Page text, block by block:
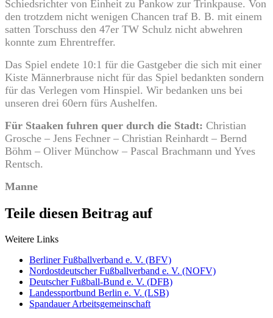
Schiedsrichter von Einheit zu Pankow zur Trinkpause. Von
den trotzdem nicht wenigen Chancen traf B. B. mit einem
satten Torschuss den 47er TW Schulz nicht abwehren
konnte zum Ehrentreffer.
Das Spiel endete 10:1 für die Gastgeber die sich mit einer
Kiste Männerbrause nicht für das Spiel bedankten sondern
für das Verlegen vom Hinspiel. Wir bedanken uns bei
unseren drei 60ern fürs Aushelfen.
Für Staaken fuhren quer durch die Stadt: Christian
Grosche – Jens Fechner – Christian Reinhardt – Bernd
Böhm – Oliver Münchow – Pascal Brachmann und Yves
Rentsch.
Manne
Teile diesen Beitrag auf
Weitere Links
Berliner Fußballverband e. V. (BFV)
Nordostdeutscher Fußballverband e. V. (NOFV)
Deutscher Fußball-Bund e. V. (DFB)
Landessportbund Berlin e. V. (LSB)
Spandauer Arbeitsgemeinschaft